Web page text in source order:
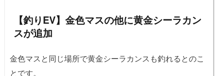
【釣りEV】金色マスの他に黄金シーラカン
スが追加
金色マスと同じ場所で黄金シーラカンスも釣れるとのこ
とです。